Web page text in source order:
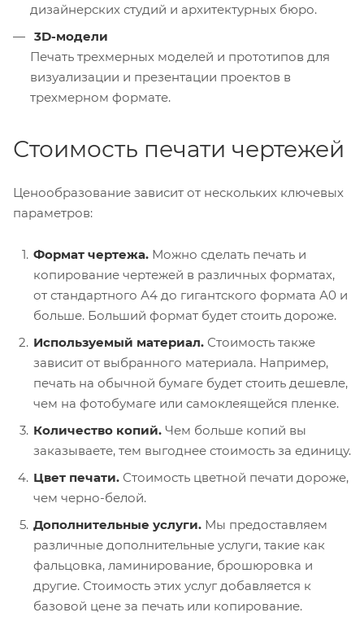
дизайнерских студий и архитектурных бюро.
3D-модели
Печать трехмерных моделей и прототипов для
визуализации и презентации проектов в
трехмерном формате.
Стоимость печати чертежей
Ценообразование зависит от нескольких ключевых
параметров:
Формат чертежа. Можно сделать печать и
копирование чертежей в различных форматах,
от стандартного А4 до гигантского формата А0 и
больше. Больший формат будет стоить дороже.
Используемый материал. Стоимость также
зависит от выбранного материала. Например,
печать на обычной бумаге будет стоить дешевле,
чем на фотобумаге или самоклеящейся пленке.
Количество копий. Чем больше копий вы
заказываете, тем выгоднее стоимость за единицу.
Цвет печати. Стоимость цветной печати дороже,
чем черно-белой.
Дополнительные услуги. Мы предоставляем
различные дополнительные услуги, такие как
фальцовка, ламинирование, брошюровка и
другие. Стоимость этих услуг добавляется к
базовой цене за печать или копирование.